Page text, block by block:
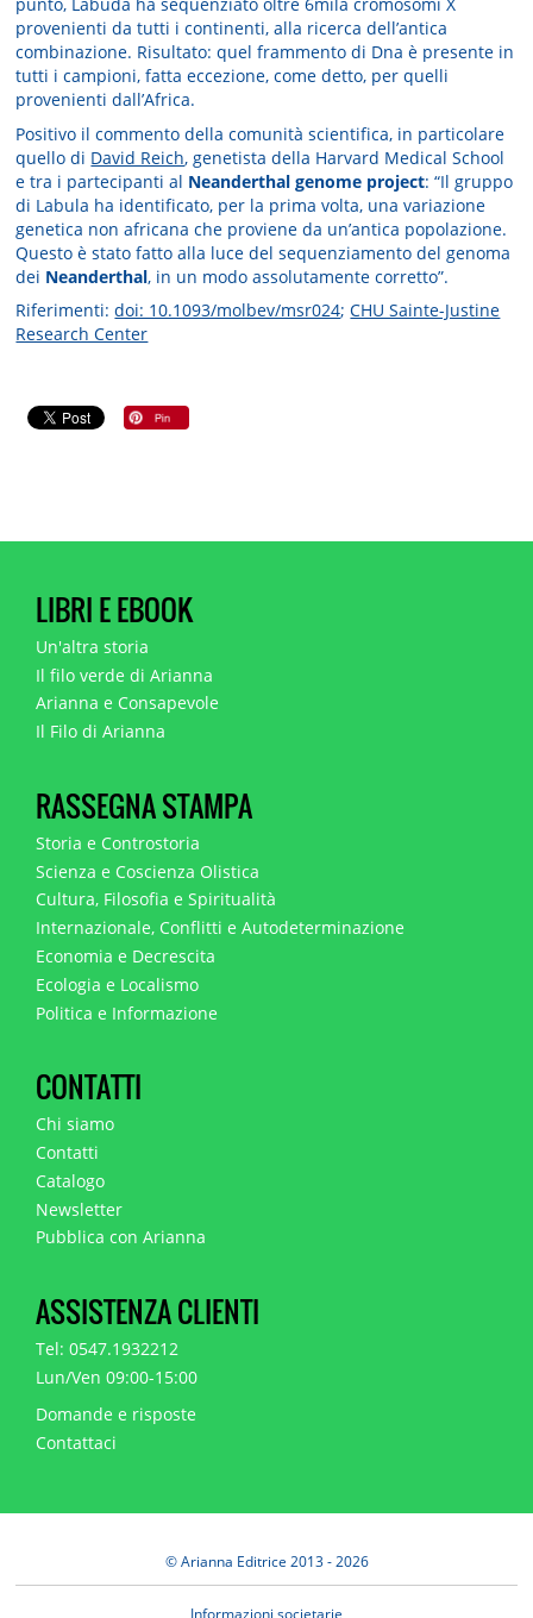
punto, Labuda ha sequenziato oltre 6mila cromosomi X
provenienti da tutti i continenti, alla ricerca dell’antica
combinazione. Risultato: quel frammento di Dna è presente in
tutti i campioni, fatta eccezione, come detto, per quelli
provenienti dall’Africa.
Positivo il commento della comunità scientifica, in particolare
quello di David Reich, genetista della Harvard Medical School
e tra i partecipanti al Neanderthal genome project: “Il gruppo
di Labula ha identificato, per la prima volta, una variazione
genetica non africana che proviene da un’antica popolazione.
Questo è stato fatto alla luce del sequenziamento del genoma
dei Neanderthal, in un modo assolutamente corretto”.
Riferimenti:doi: 10.1093/molbev/msr024;CHU Sainte-Justine
Research Center
LIBRI E EBOOK
Un'altra storia
Il filo verde di Arianna
Arianna e Consapevole
Il Filo di Arianna
RASSEGNA STAMPA
Storia e Controstoria
Scienza e Coscienza Olistica
Cultura, Filosofia e Spiritualità
Internazionale, Conflitti e Autodeterminazione
Economia e Decrescita
Ecologia e Localismo
Politica e Informazione
CONTATTI
Chi siamo
Contatti
Catalogo
Newsletter
Pubblica con Arianna
ASSISTENZA CLIENTI
Tel: 0547.1932212
Lun/Ven 09:00-15:00
Domande e risposte
Contattaci
© Arianna Editrice 2013 - 2026
Informazioni societarie